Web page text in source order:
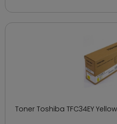
Toner Toshiba TFC34EY